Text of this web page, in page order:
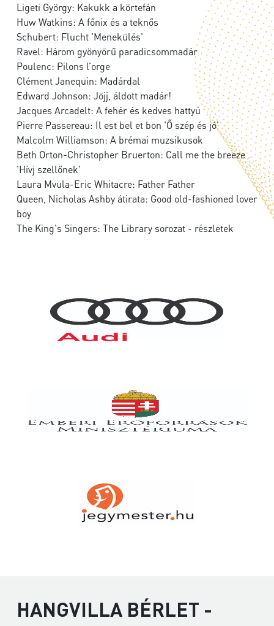
Ligeti György: Kakukk a körtefán
Huw Watkins: A főnix és a teknős
Schubert: Flucht 'Menekülés'
Ravel: Három gyönyörű paradicsommadár
Poulenc: Pilons l’orge
Clément Janequin: Madárdal
Edward Johnson: Jöjj, áldott madár!
Jacques Arcadelt: A fehér és kedves hattyú
Pierre Passereau: Il est bel et bon 'Ő szép és jó'
Malcolm Williamson: A brémai muzsikusok
Beth Orton-Christopher Bruerton: Call me the breeze
'Hívj szellőnek'
Laura Mvula-Eric Whitacre: Father Father
Queen, Nicholas Ashby átirata: Good old-fashioned lover
boy
The King's Singers: The Library sorozat - részletek
HANGVILLA BÉRLET -